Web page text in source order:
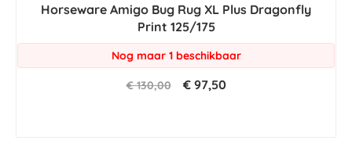
Horseware Amigo Bug Rug XL Plus Dragonfly
Print 125/175
Nog maar 1 beschikbaar
€ 130,00 € 97,50